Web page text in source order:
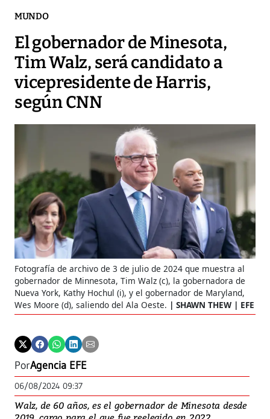
MUNDO
El gobernador de Minesota,
Tim Walz, será candidato a
vicepresidente de Harris,
según CNN
Fotografía de archivo de 3 de julio de 2024 que muestra al
gobernador de Minnesota, Tim Walz (c), la gobernadora de
Nueva York, Kathy Hochul (i), y el gobernador de Maryland,
Wes Moore (d), saliendo del Ala Oeste.
SHAWN THEW | EFE
PorAgencia EFE
06/08/2024 09:37
Walz, de 60 años, es el gobernador de Minesota desde